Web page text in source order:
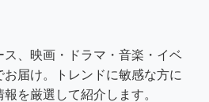
ス、映画・ドラマ・音楽・イベ
お届け。トレンドに敏感な方に
を厳選して紹介します。